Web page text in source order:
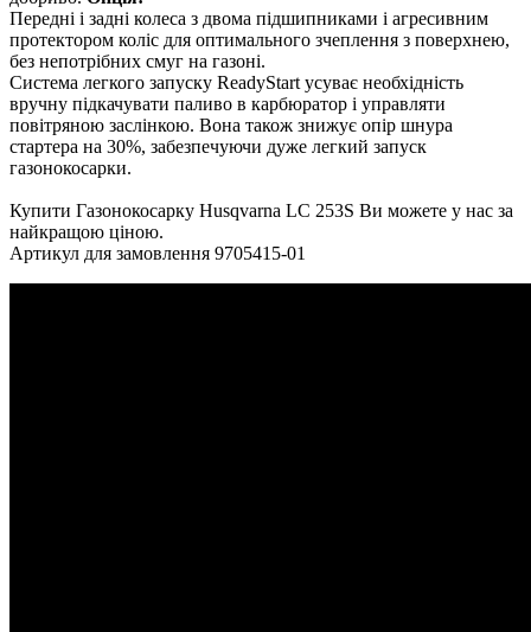
Передні і задні колеса з двома підшипниками і агресивним
протектором коліс для оптимального зчеплення з поверхнею,
без непотрібних смуг на газоні.
Система легкого запуску ReadyStart усуває необхідність
вручну підкачувати паливо в карбюратор і управляти
повітряною заслінкою. Вона також знижує опір шнура
стартера на 30%, забезпечуючи дуже легкий запуск
газонокосарки.
Купити Газонокосарку Husqvarna LC 253S Ви можете у нас за
найкращою ціною.
Артикул для замовлення 9705415-01